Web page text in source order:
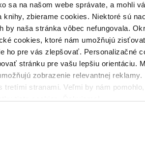
sa na našom webe správate, a mohli
knihy, zbierame cookies. Niektoré sú
by naša stránka vôbec nefungovala.
cookies, ktoré nám umožňujú
ho pre vás zlepšovať. Personalizačné
stránku pre vašu lepšiu orientáciu.
zobrazenie relevantnej reklamy.
tretími stranami. Veľmi by nám